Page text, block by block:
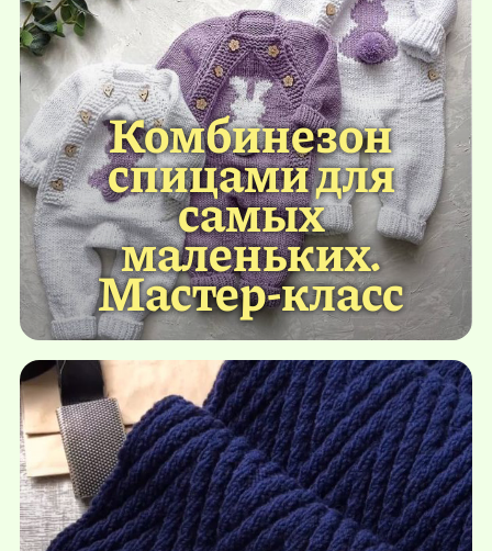
Комбинезон
спицами для
самых
маленьких.
Мастер-класс